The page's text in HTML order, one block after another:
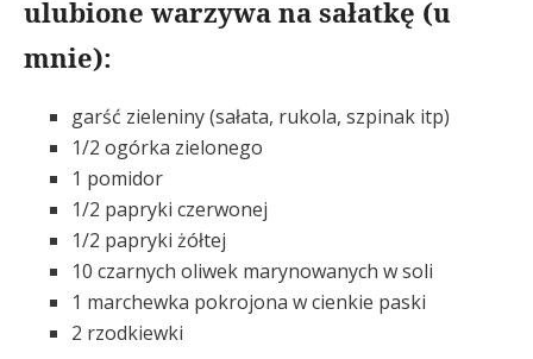
ulubione warzywa na sałatkę (u
mnie):
garść zieleniny (sałata, rukola, szpinak itp)
1/2 ogórka zielonego
1 pomidor
1/2 papryki czerwonej
1/2 papryki żółtej
10 czarnych oliwek marynowanych w soli
1 marchewka pokrojona w cienkie paski
2 rzodkiewki